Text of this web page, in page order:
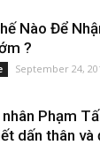
Nào Để
?
September 24,
nhân Phạm
dấn thân và